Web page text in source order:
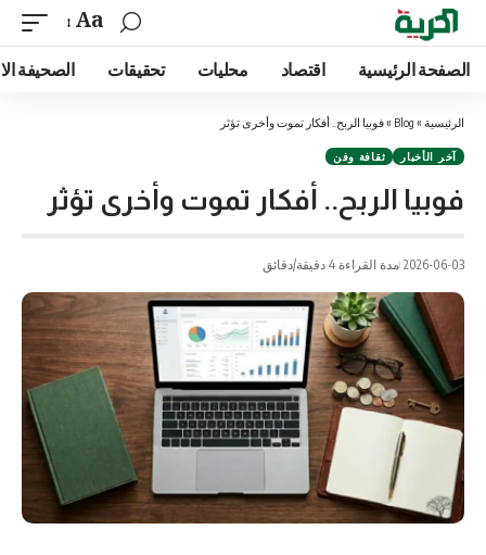
Aa
الصفحة الرئيسية اقتصاد محليات تحقيقات الصحيفة
الرئيسية »
Blog
»فوبيا الربح.. أفكار تموت وأخرى تؤثر
آخر الأخبار ثقافة وفن
فوبيا الربح.. أفكار تموت وأخرى تؤثر
2026-06-03 مدة القراءة 4 دقيقة/دقائق